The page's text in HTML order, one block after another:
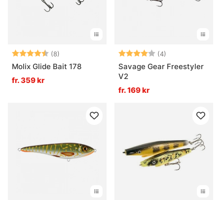
Betyg: (8)
4.1 utav 5 stjärnor
Molix Glide Bait 178
fr. 359 kr
Betyg: (4)
Savage Gear Freestyler
V2
fr. 169 kr